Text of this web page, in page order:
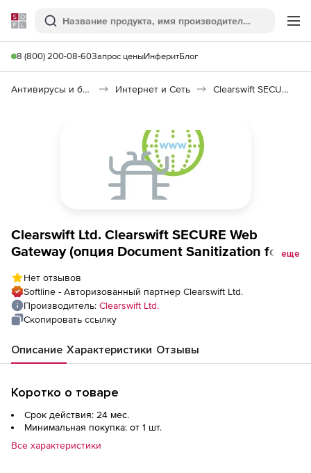
Softline
Поиск
8 (800) 200-08-60Запрос ценыИнферитБлог
Антивирусы и безопасность Интернет и Сеть Clearswift SECURE Web Gateway
Clearswift Ltd. Clearswift SECURE Web
Gateway (опция Document Sanitization for
- Band D
еще
Нет отзывов
Softline - Авторизованный партнер Clearswift Ltd.
Производитель: Clearswift Ltd.
Скопировать ссылку
Описание Характеристики Отзывы
Коротко о товаре
Срок действия: 24 мес.
Минимальная покупка: от 1 шт.
Все характеристики